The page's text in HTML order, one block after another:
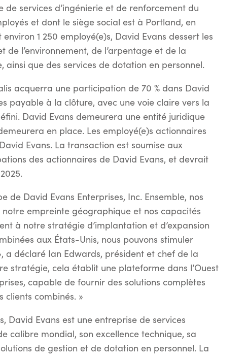
de services d’ingénierie et de renforcement du
et dont le siège social est à Portland, en
1 250 employé(e)s, David Evans dessert les
de l’environnement, de l’arpentage et de la
que des services de dotation en personnel.
acquerra une participation de 70 % dans David
payable à la clôture, avec une voie claire vers la
David Evans demeurera une entité juridique
en place. Les employé(e)s actionnaires
Evans. La transaction est soumise aux
des actionnaires de David Evans, et devrait
de David Evans Enterprises, Inc. Ensemble, nos
empreinte géographique et nos capacités
à notre stratégie d’implantation et d’expansion
aux États-Unis, nous pouvons stimuler
a déclaré Ian Edwards, président et chef de la
stratégie, cela établit une plateforme dans l’Ouest
capable de fournir des solutions complètes
clients combinés. »
David Evans est une entreprise de services
calibre mondial, son excellence technique, sa
de gestion et de dotation en personnel. La